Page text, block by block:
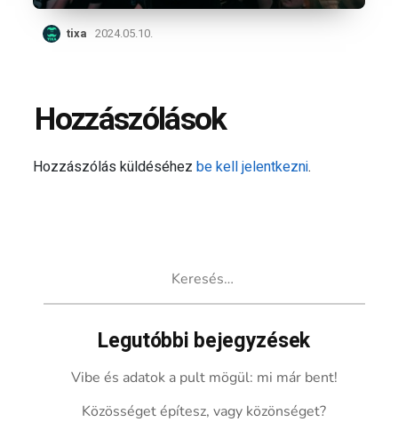
tixa 2024.05.10.
Hozzászólások
Hozzászólás küldéséhezbe kell jelentkezni.
Legutóbbi bejegyzések
Vibe és adatok a pult mögül: mi már bent!
Közösséget építesz, vagy közönséget?